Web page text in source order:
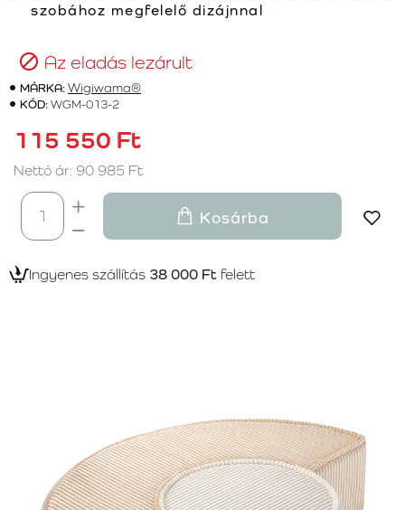
szobához megfelelő dizájnnal
Az eladás lezárult
MÁRKA:Wigiwama®
KÓD:WGM-013-2
115 550 Ft
Nettó ár: 90 985 Ft
Kosárba
Ingyenes szállítás 38 000 Ft felett